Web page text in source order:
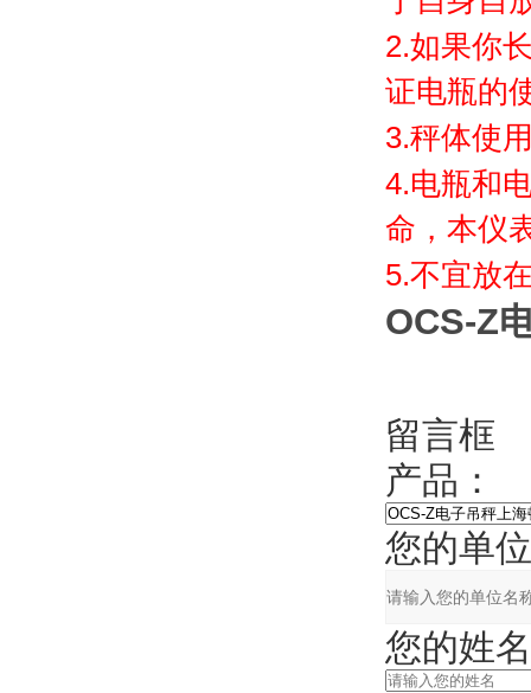
2.如果你长
证电瓶的
3.秤体使
4.电瓶和
命，
5.不宜放
OCS-Z
留言框
产品：
您的单位
您的姓名